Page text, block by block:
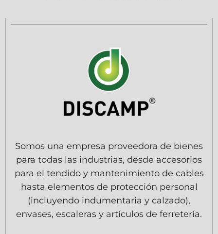
Somos una empresa proveedora de bienes
para todas las industrias, desde accesorios
para el tendido y mantenimiento de cables
hasta elementos de protección personal
(incluyendo indumentaria y calzado),
envases, escaleras y artículos de ferretería.